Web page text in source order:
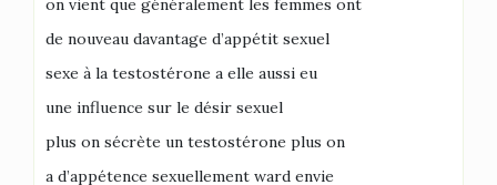
on vient que généralement les femmes ont
de nouveau davantage d’appétit sexuel
sexe à la testostérone a elle aussi eu
une influence sur le désir sexuel
plus on sécrète un testostérone plus on
a d’appétence sexuellement ward envie